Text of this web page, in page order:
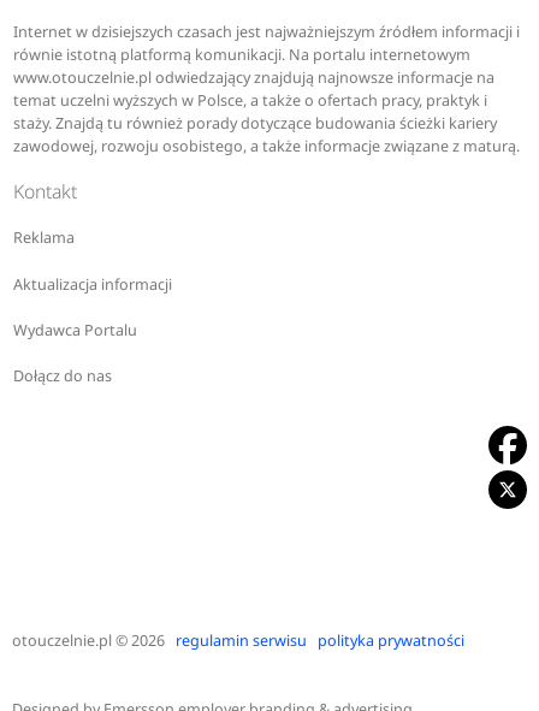
Internet w dzisiejszych czasach jest najważniejszym źródłem informacji i
równie istotną platformą komunikacji. Na portalu internetowym
www.otouczelnie.pl odwiedzający znajdują najnowsze informacje na
temat uczelni wyższych w Polsce, a także o ofertach pracy, praktyk i
staży. Znajdą tu również porady dotyczące budowania ścieżki kariery
zawodowej, rozwoju osobistego, a także informacje związane z maturą.
Kontakt
Reklama
Aktualizacja informacji
Wydawca Portalu
Dołącz do nas
otouczelnie.pl© 2026 regulamin serwisu polityka prywatności